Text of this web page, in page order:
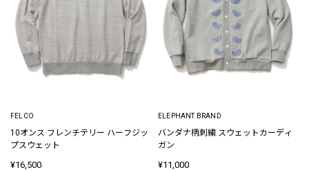
FELCO
10オンス フレンチテリー ハーフジッ
プスウェット
¥16,500
ELEPHANT BRAND
バンダナ柄刺繍 スウェットカーディ
ガン
¥11,000